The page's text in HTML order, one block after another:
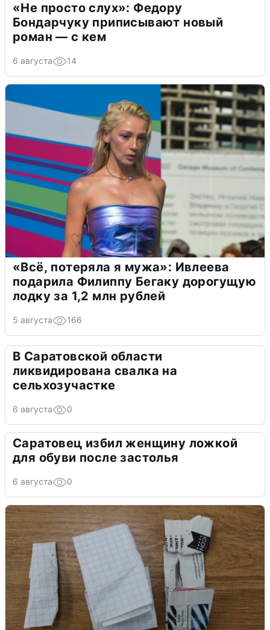
«Не просто слух»: Федору
Бондарчуку приписывают новый
роман — с кем
6 августа 14
«Всё, потеряла я мужа»: Ивлеева
подарила Филиппу Бегаку дорогущую
лодку за 1,2 млн рублей
5 августа 166
В Саратовской области
ликвидирована свалка на
сельхозучастке
6 августа 0
Саратовец избил женщину ложкой
для обуви после застолья
6 августа 0